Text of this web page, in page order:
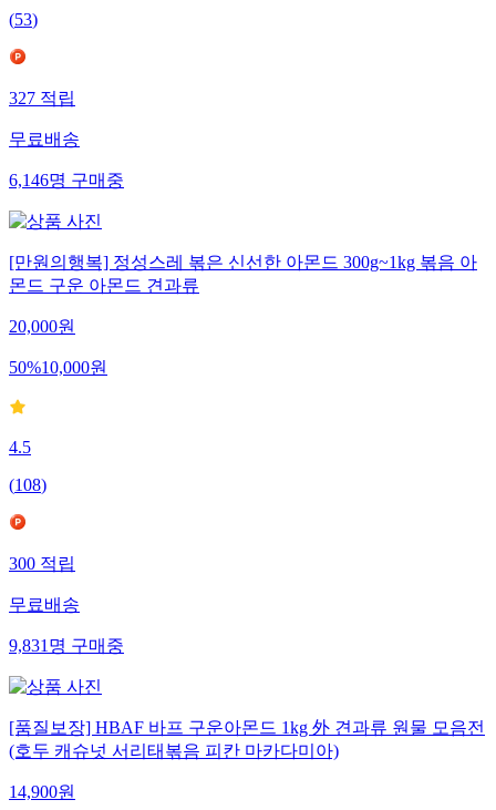
(53)
327적립
무료배송
6,146명구매중
[만원의행복] 정성스레 볶은 신선한 아몬드 300g~1kg 볶음 아
몬드 구운 아몬드 견과류
20,000원
50%10,000원
4.5
(108)
300적립
무료배송
9,831명구매중
[품질보장] HBAF 바프 구운아몬드 1kg 外 견과류 원물 모음전
(호두 캐슈넛 서리태볶음 피칸 마카다미아)
14,900원